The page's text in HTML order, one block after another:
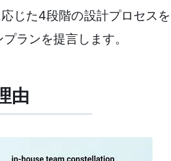
じた4段階の設計プロセスを
ランを提言します。
由